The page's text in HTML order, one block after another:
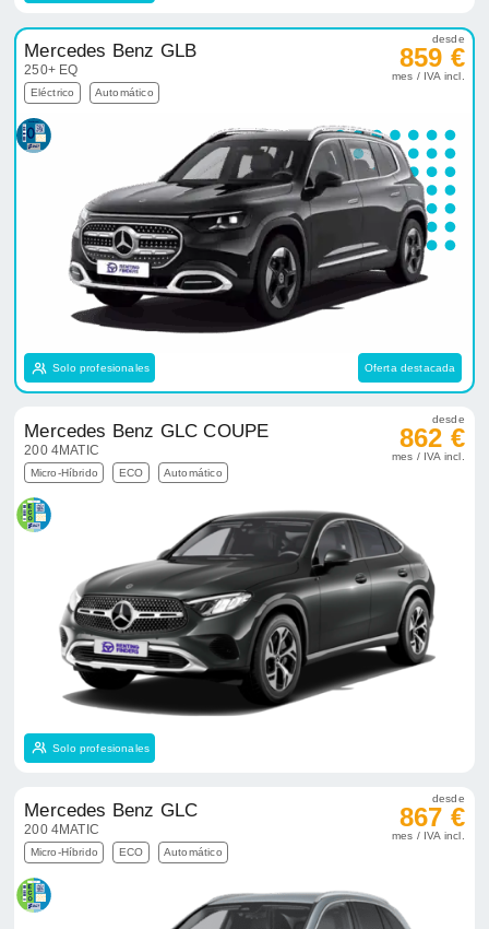
Mercedes Benz GLB
250+ EQ
Eléctrico Automático
desde
859 €
mes / IVA incl.
Solo profesionales Oferta destacada
Mercedes Benz GLC COUPE
200 4MATIC
Micro-Híbrido ECO Automático
desde
862 €
mes / IVA incl.
Solo profesionales
Mercedes Benz GLC
200 4MATIC
Micro-Híbrido ECO Automático
desde
867 €
mes / IVA incl.